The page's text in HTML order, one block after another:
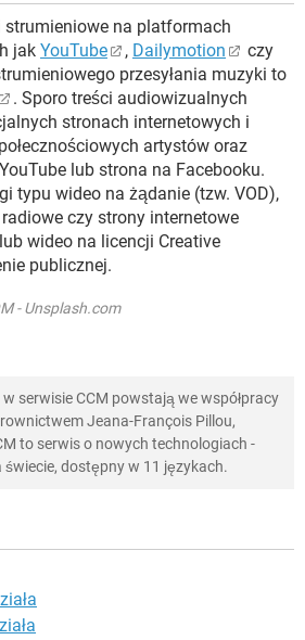
strumieniowe na platformach
jak YouTube , Dailymotion
czy
przesyłania muzyki to
. Sporo treści audiowizualnych
stronach internetowych i
artystów oraz
lub strona na Facebooku.
typu wideo na żądanie (tzw. VOD),
czy strony internetowe
wideo na licencji Creative
publicznej.
- Unsplash.com
serwisie CCM powstają we współpracy
Jeana-François Pillou,
to serwis o nowych technologiach -
świecie, dostępny w 11 językach.